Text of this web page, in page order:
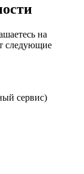
на
следующие
сервис)